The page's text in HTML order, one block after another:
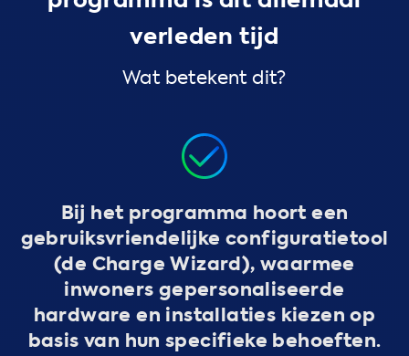
verleden tijd
Wat betekent dit?
Bij het programma hoort een
gebruiksvriendelijke configuratietool
(de Charge Wizard), waarmee
inwoners gepersonaliseerde
hardware en installaties kiezen op
basis van hun specifieke behoeften.